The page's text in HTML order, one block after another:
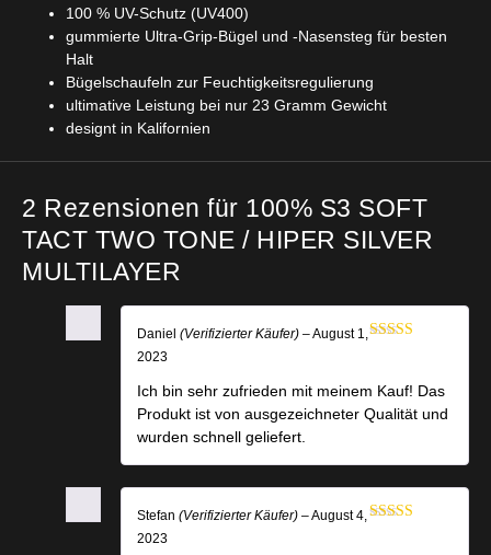
100 % UV-Schutz (UV400)
gummierte Ultra-Grip-Bügel und -Nasensteg für besten
Halt
Bügelschaufeln zur Feuchtigkeitsregulierung
ultimative Leistung bei nur 23 Gramm Gewicht
designt in Kalifornien
2 Rezensionen für 100% S3 SOFT
TACT TWO TONE / HIPER SILVER
MULTILAYER
Daniel (Verifizierter Käufer) –August 1,
2023
Ich bin sehr zufrieden mit meinem Kauf! Das
Produkt ist von ausgezeichneter Qualität und
wurden schnell geliefert.
Stefan (Verifizierter Käufer) –August 4,
2023